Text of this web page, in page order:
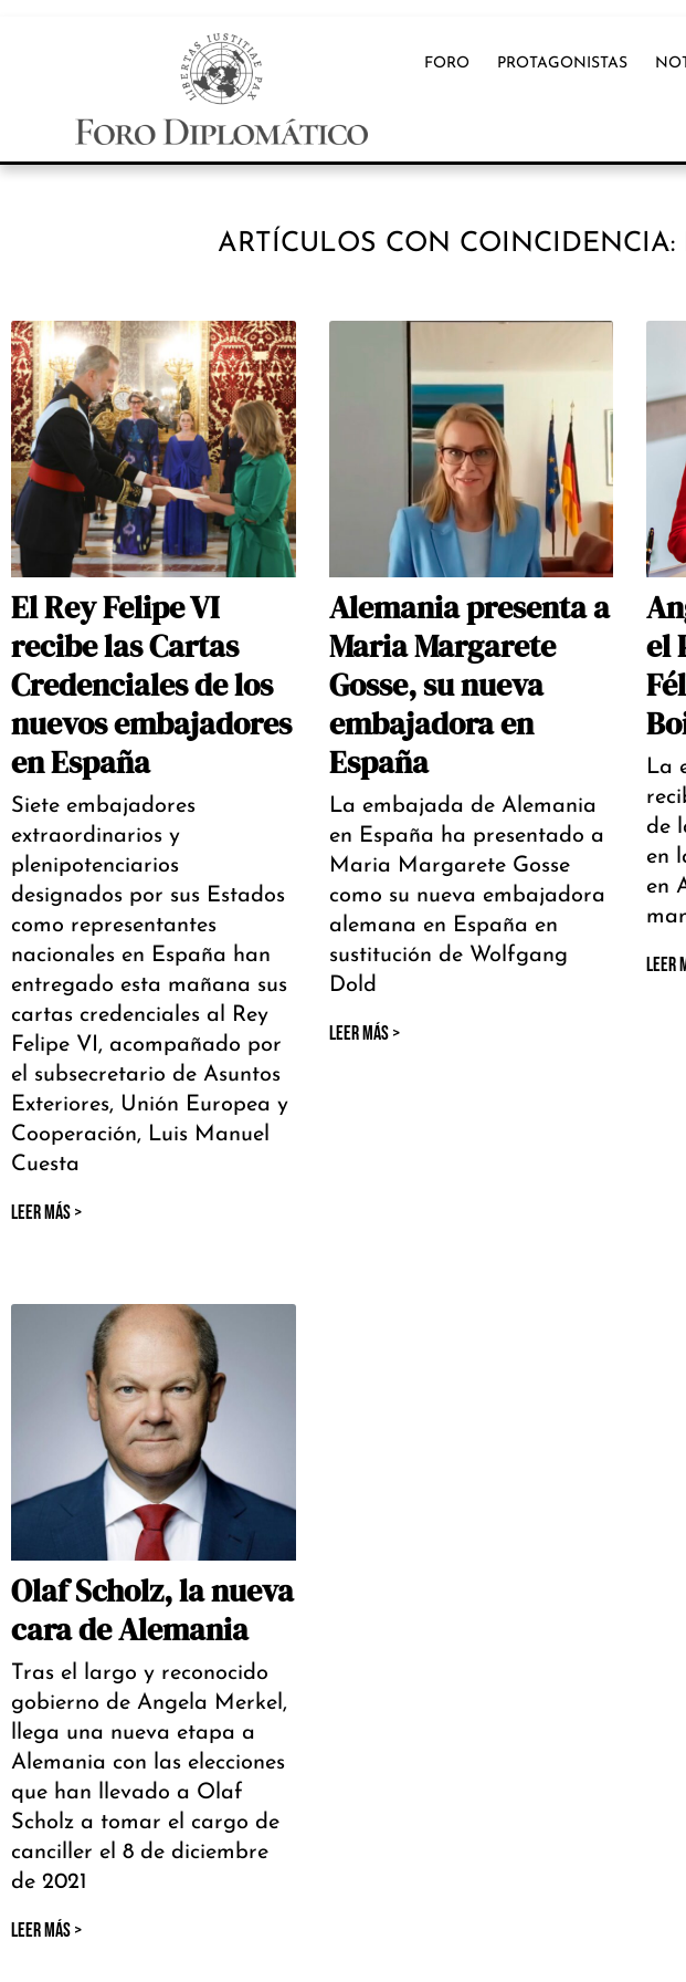
FORO PROTAGONISTAS
ARTÍCULOS CON
El Rey Felipe VI
recibe las Cartas
Credenciales de los
nuevos embajadores
en España
Siete embajadores
extraordinarios y
plenipotenciarios
designados por sus Estados
como representantes
nacionales en España han
entregado esta mañana sus
cartas credenciales al Rey
Felipe VI, acompañado por
el subsecretario de Asuntos
Exteriores, Unión Europea y
Cooperación, Luis Manuel
Cuesta
LEER MÁS >
Alemania presenta a
Maria Margarete
Gosse, su nueva
embajadora en
España
La embajada de Alemania
en España ha presentado a
Maria Margarete Gosse
como su nueva embajadora
alemana en España en
sustitución de Wolfgang
Dold
LEER MÁS >
el
La
de
en
en
LEER
Olaf Scholz, la nueva
cara de Alemania
Tras el largo y reconocido
gobierno de Angela Merkel,
llega una nueva etapa a
Alemania con las elecciones
que han llevado a Olaf
Scholz a tomar el cargo de
canciller el 8 de diciembre
de 2021
LEER MÁS >